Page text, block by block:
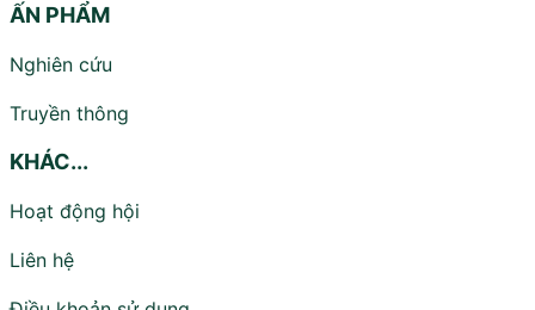
ẤN PHẨM
Nghiên cứu
Truyền thông
KHÁC...
Hoạt động hội
Liên hệ